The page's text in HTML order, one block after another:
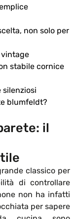
non solo per
vintage
stabile cornice
silenziosi
blumfeldt?
il
classico per
di controllare
non ha infatti
per sapere